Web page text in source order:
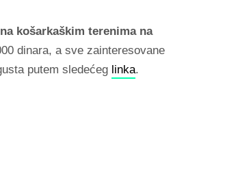
košarkaškim terenima na
dinara, a sve zainteresovane
putem sledećeg linka.